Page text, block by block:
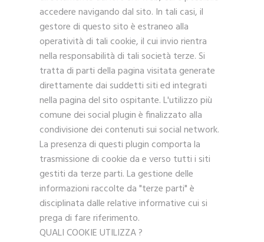
accedere navigando dal sito. In tali casi, il
gestore di questo sito è estraneo alla
operatività di tali cookie, il cui invio rientra
nella responsabilità di tali società terze. Si
tratta di parti della pagina visitata generate
direttamente dai suddetti siti ed integrati
nella pagina del sito ospitante. L'utilizzo più
comune dei social plugin è finalizzato alla
condivisione dei contenuti sui social network.
La presenza di questi plugin comporta la
trasmissione di cookie da e verso tutti i siti
gestiti da terze parti. La gestione delle
informazioni raccolte da "terze parti" è
disciplinata dalle relative informative cui si
prega di fare riferimento.
QUALI COOKIE UTILIZZA ?